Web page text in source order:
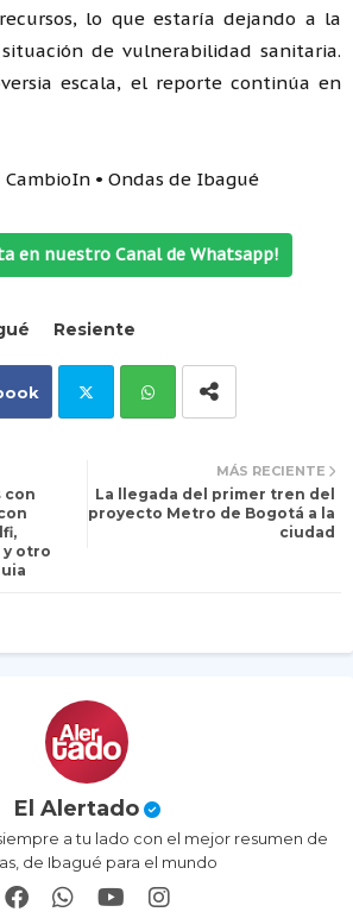
lo que estaría dejando a la
de vulnerabilidad sanitaria.
escala, el reporte continúa en
CambioIn • Ondas de Ibagué
en nuestro Canal de Whatsapp!
Resiente
itt ats
MÁS RECIENTE
La llegada del primer tren del
proyecto Metro de Bogotá a la
ciudad
con
otro
El Alertado
a tu lado con el mejor resumen de
de Ibagué para el mundo